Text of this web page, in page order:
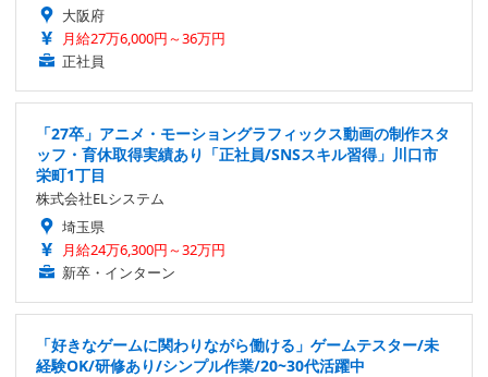
大阪府
月給27万6,000円～36万円
正社員
「27卒」アニメ・モーショングラフィックス動画の制作スタ
ッフ・育休取得実績あり「正社員/SNSスキル習得」川口市
栄町1丁目
株式会社ELシステム
埼玉県
月給24万6,300円～32万円
新卒・インターン
「好きなゲームに関わりながら働ける」ゲームテスター/未
経験OK/研修あり/シンプル作業/20~30代活躍中